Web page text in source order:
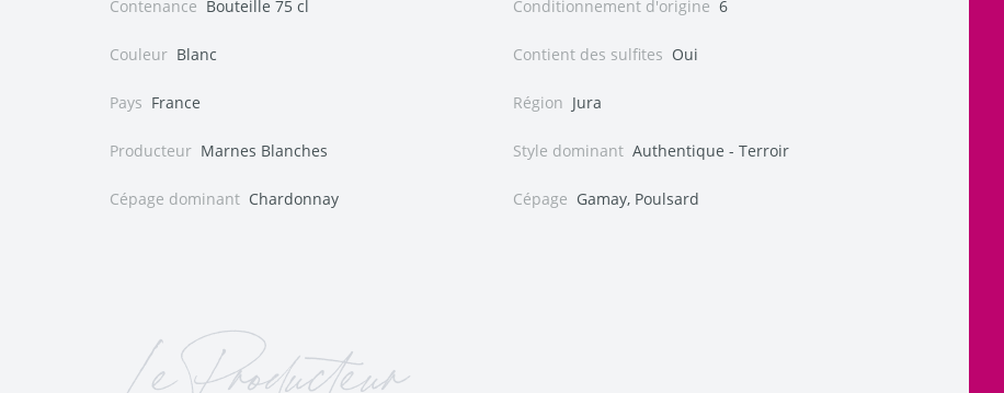
Contenance Bouteille 75 cl Conditionnement d'origine 6
Couleur Blanc Contient des sulfites Oui
Pays France Région Jura
Producteur Marnes Blanches Style dominant Authentique - Terroir
Cépage dominant Chardonnay Cépage Gamay, Poulsard
Le Producteur